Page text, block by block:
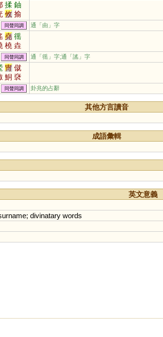
揉 鈾
攸 揄
蝣 輶
楢 楺
媃 騥
囮 鯈
同聲同調 通「由」字
堯 徭
橈 垚
傜 珧
摿 烑
同聲同調 通「徭」字;通「謠」字
冑 僦
鮦 褎
同聲同調 卦兆的占辭
其他方言讀音
成語彙輯
英文意義
; divinatary words